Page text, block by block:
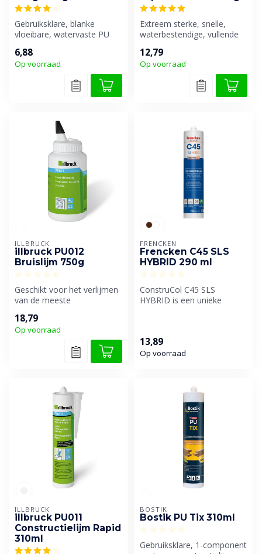
Gebruiksklare, blanke
vloeibare, watervaste PU
(D4) ...
6,88
Op voorraad
Extreem sterke, snelle,
waterbestendige, vullende
12,79
Op voorraad
ILLBRUCK
illbruck PU012
Bruislijm 750g
Geschikt voor het verlijmen
van de meeste
sandwichpanelen, polyuret...
18,79
Op voorraad
FRENCKEN
Frencken C45 SLS
HYBRID 290 ml
ConstruCol C45 SLS
HYBRID is een unieke
13,89
Op voorraad
ILLBRUCK
illbruck PU011
Constructielijm Rapid
310ml
BOSTIK
Bostik PU Tix 310ml
Gebruiksklare, 1-component